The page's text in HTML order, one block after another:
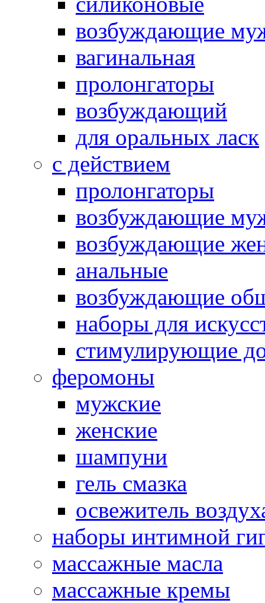
возбуждающие
вагинальная
пролонгаторы
возбуждающий
для оральных ласк
с действием
пролонгаторы
возбуждающие
возбуждающие
анальные
возбуждающие
наборы для
стимулирующие
феромоны
мужские
женские
шампуни
гель смазка
освежитель
наборы интимной
массажные масла
массажные кремы